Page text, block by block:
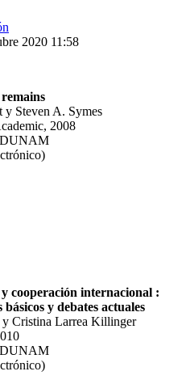
2020 11:58
y Steven A. Symes
2008
cooperación internacional :
y debates actuales
Cristina Larrea Killinger